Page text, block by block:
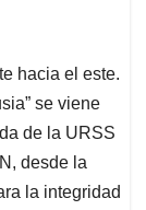
hacia el este.
se viene
de la URSS
desde la
la integridad